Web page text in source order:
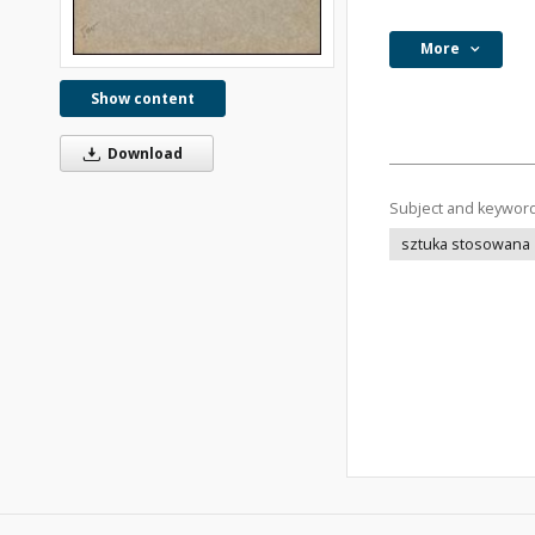
Show content
Download
More
Subject and
sztuka stosowana